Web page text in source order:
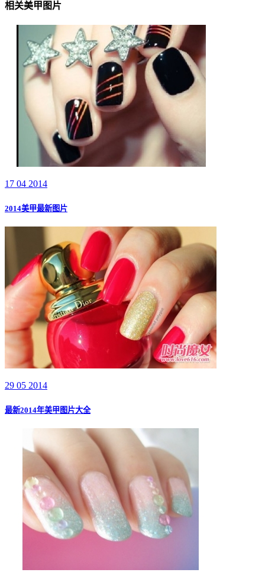
相关美甲图片
17 04 2014
2014美甲最新图片
29 05 2014
最新2014年美甲图片大全